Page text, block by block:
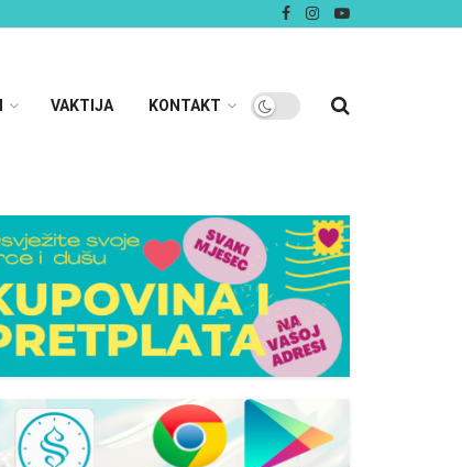
VAKTIJA KONTAKT